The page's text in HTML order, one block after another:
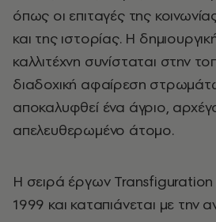
όπως οι επιταγές της
και της ιστορίας. Η
καλλιτέχνη συνίσταται στην
διαδοχική αφαίρεση
αποκαλυφθεί ένα άγριο,
απελευθερωμένο άτομο.
Η σειρά έργων Transfiguration
1999 και καταπιάνεται με την